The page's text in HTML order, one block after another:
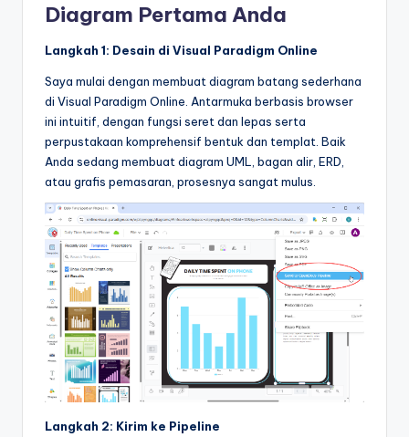
Diagram Pertama Anda
Langkah 1: Desain di Visual Paradigm Online
Saya mulai dengan membuat diagram batang sederhana
di Visual Paradigm Online. Antarmuka berbasis browser
ini intuitif, dengan fungsi seret dan lepas serta
perpustakaan komprehensif bentuk dan templat. Baik
Anda sedang membuat diagram UML, bagan alir, ERD,
atau grafis pemasaran, prosesnya sangat mulus.
Langkah 2: Kirim ke Pipeline